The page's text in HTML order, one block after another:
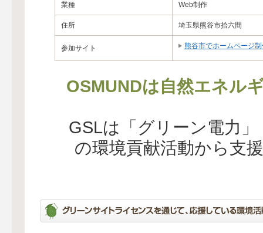
業種 Web制作
住所 埼玉県熊谷市拾六間
参加サイト 熊谷市でホームページ
OSMUNDは自然エネル
GSLは「グリーン電力
の環境貢献活動から支